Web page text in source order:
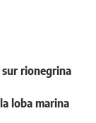
rionegrina
loba marina